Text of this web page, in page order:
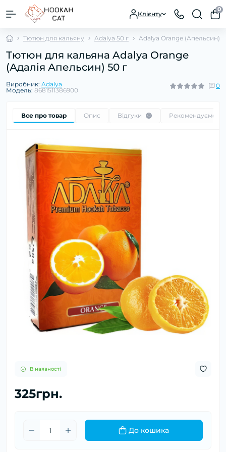
Клієнту
0
Тютюн для кальяну Adalya 50 г Adalya Orange (Апельсин)
Тютюн для кальяна Adalya Orange
(Адалія Апельсин) 50 г
Виробник: Adalya
Модель: 8681511386900
0
Все про товар Опис Відгуки 0 Рекомендуємо
В наявності
325грн.
До кошика